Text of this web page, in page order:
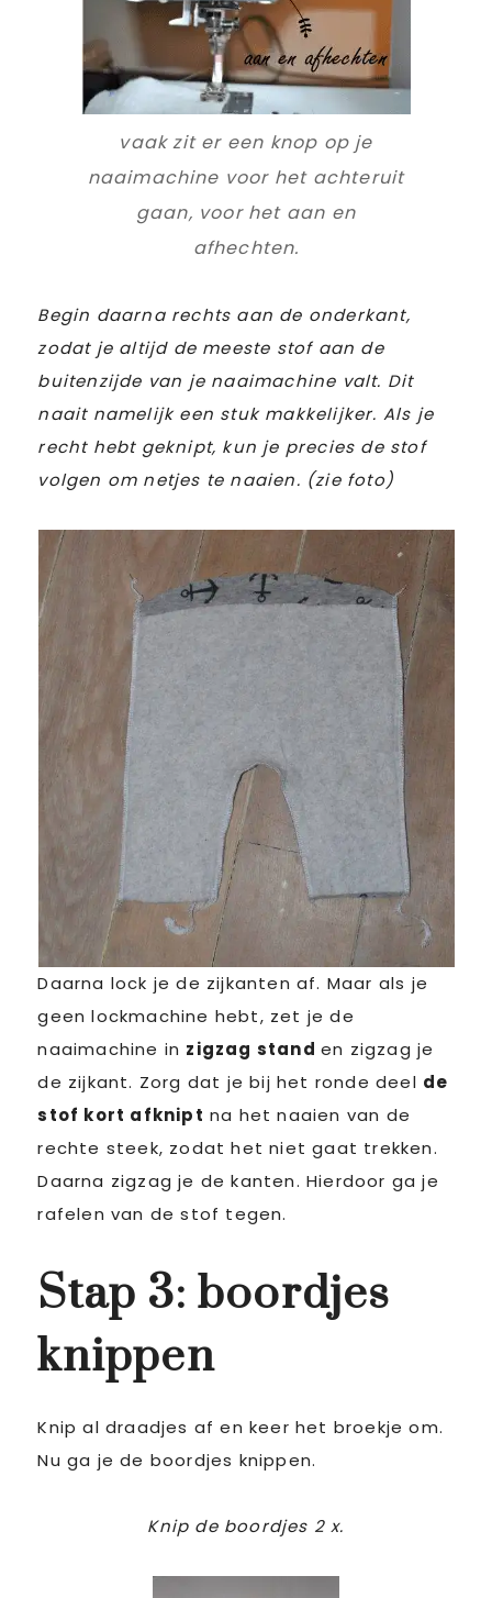
vaak zit er een knop op je
naaimachine voor het achteruit
gaan, voor het aan en
afhechten.
Begin daarna rechts aan de onderkant,
zodat je altijd de meeste stof aan de
buitenzijde van je naaimachine valt. Dit
naait namelijk een stuk makkelijker. Als je
recht hebt geknipt, kun je precies de stof
volgen om netjes te naaien. (zie foto)
Daarna lock je de zijkanten af. Maar als je
geen lockmachine hebt, zet je de
naaimachine in zigzag stand en zigzag je
de zijkant. Zorg dat je bij het ronde deel de
stof kort afknipt na het naaien van de
rechte steek, zodat het niet gaat trekken.
Daarna zigzag je de kanten. Hierdoor ga je
rafelen van de stof tegen.
Stap 3: boordjes
knippen
Knip al draadjes af en keer het broekje om.
Nu ga je de boordjes knippen.
Knip de boordjes 2 x.